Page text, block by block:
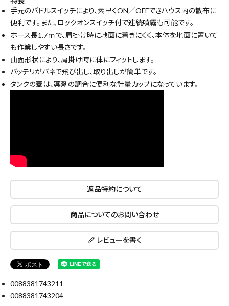
キーワードから探す
腰袋
カテゴリーから探す ブランドから探す
在庫のない商品を表示しない
リセット この内容で検索
手元のパドルスイッチにより、素早くON／OFFできハウス内の散布に
便利です。また、ロックオンスイッチ付で連続噴霧も可能です。
ホース長1.7ｍで、肩掛け時に地面に着きにくく、本体を地面に置いて
も作業しやすい長さです。
曲面形状により、肩掛け時に体にフィットします。
バッテリがバネで飛び出し、取り出しが簡単です。
タンクの蓋は、薬剤の調合に便利な計量カップになっています。
返品特約について
商品についてのお問い合わせ
レビューを書く
0088381743211
0088381743204